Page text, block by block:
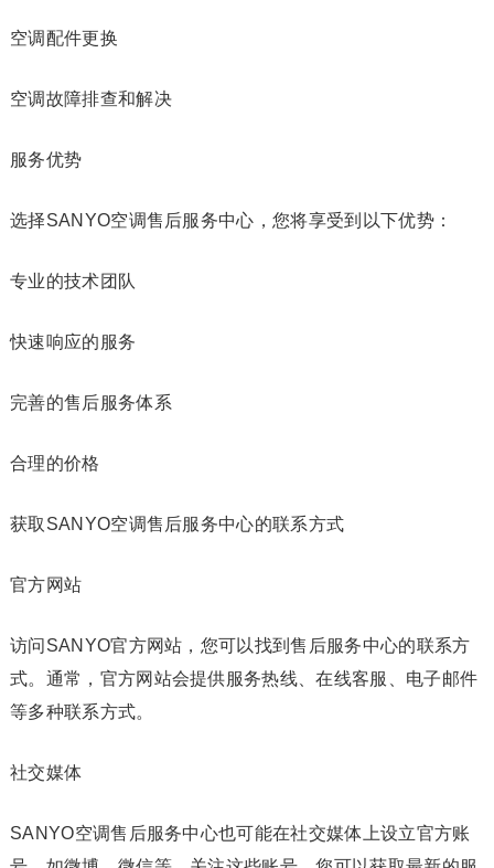
空调配件更换
空调故障排查和解决
服务优势
选择SANYO空调售后服务中心，您将享受到以下优势：
专业的技术团队
快速响应的服务
完善的售后服务体系
合理的价格
获取SANYO空调售后服务中心的联系方式
官方网站
访问SANYO官方网站，您可以找到售后服务中心的联系方
式。通常，官方网站会提供服务热线、在线客服、电子邮件
等多种联系方式。
社交媒体
SANYO空调售后服务中心也可能在社交媒体上设立官方账